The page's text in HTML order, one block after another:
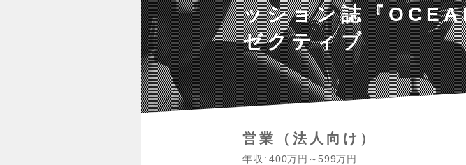
ッション誌『
ゼクティブ
営業（法人向け）
年収 400万円～599万円